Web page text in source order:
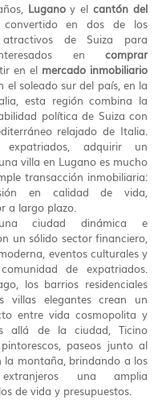
Lugano y el cantón del
en dos de los
de Suiza para
en comprar
en el mercado inmobiliario
el soleado sur del país, en la
esta región combina la
política de Suiza con
relajado de Italia.
expatriados, adquirir un
villa en Lugano es mucho
transacción inmobiliaria:
en calidad de vida,
a largo plazo.
ciudad dinámica e
un sólido sector financiero,
eventos culturales y
de expatriados.
los barrios residenciales
villas elegantes crean un
entre vida cosmopolita y
allá de la ciudad, Ticino
paseos junto al
la montaña, brindando a los
extranjeros una amplia
de vida y presupuestos.